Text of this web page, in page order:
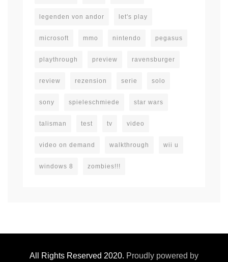
legenden von andor let's play
microsoft mmo nintendo pegasus
playthrough preview ravensburger
review rezension serie solo
sony spieleschmiede star wars
talisman test tv video
video on demand walkthrough wii u
windows 8 zombies!!!
All Rights Reserved 2020. Proudly powered by